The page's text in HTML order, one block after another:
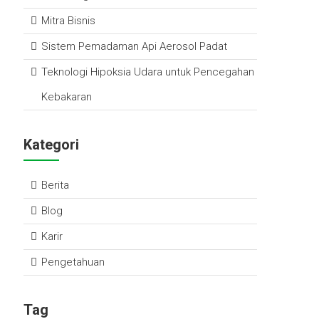
p
Mitra Bisnis
Sistem Pemadaman Api Aerosol Padat
Teknologi Hipoksia Udara untuk Pencegahan
Kebakaran
Kategori
Berita
Blog
Karir
Pengetahuan
Tag